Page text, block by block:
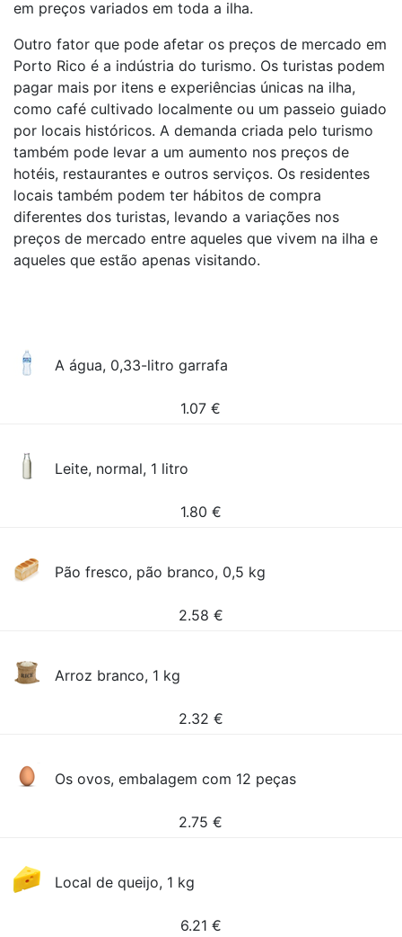
em preços variados em toda a ilha.
Outro fator que pode afetar os preços de mercado em
Porto Rico é a indústria do turismo. Os turistas podem
pagar mais por itens e experiências únicas na ilha,
como café cultivado localmente ou um passeio guiado
por locais históricos. A demanda criada pelo turismo
também pode levar a um aumento nos preços de
hotéis, restaurantes e outros serviços. Os residentes
locais também podem ter hábitos de compra
diferentes dos turistas, levando a variações nos
preços de mercado entre aqueles que vivem na ilha e
aqueles que estão apenas visitando.
A água, 0,33-litro garrafa
1.07 €
Leite, normal, 1 litro
1.80 €
Pão fresco, pão branco, 0,5 kg
2.58 €
Arroz branco, 1 kg
2.32 €
Os ovos, embalagem com 12 peças
2.75 €
Local de queijo, 1 kg
6.21 €